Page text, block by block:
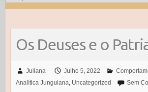
Os Deuses e o
Juliana Julho 5, 2022
Analítica Junguiana, Uncategorized Sem